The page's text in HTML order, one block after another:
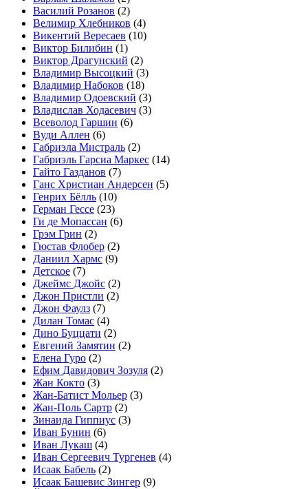
Василий Розанов (2)
Велимир Хлебников (4)
Викентий Вересаев (10)
Виктор Билибин (1)
Виктор Драгунский (2)
Владимир Высоцкий (3)
Владимир Набоков (18)
Владимир Одоевский (3)
Владислав Ходасевич (3)
Всеволод Гаршин (6)
Вуди Аллен (6)
Габриэла Мистраль (2)
Габриэль Гарсиа Маркес (14)
Гайто Газданов (7)
Ганс Христиан Андерсен (5)
Генрих Бёлль (10)
Герман Гессе (23)
Ги де Мопассан (6)
Грэм Грин (2)
Гюстав Флобер (2)
Даниил Хармс (9)
Детское (7)
Джеймс Джойс (2)
Джон Пристли (2)
Джон Фаулз (7)
Дилан Томас (4)
Дино Буццати (2)
Евгений Замятин (2)
Елена Гуро (2)
Ефим Давидович Зозуля (2)
Жан Кокто (3)
Жан-Батист Мольер (3)
Жан-Поль Сартр (2)
Зинаида Гиппиус (3)
Иван Бунин (6)
Иван Лукаш (4)
Иван Сергеевич Тургенев (4)
Исаак Бабель (2)
Исаак Башевис Зингер (9)